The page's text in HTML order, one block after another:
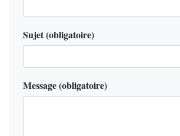
Sujet(obligatoire)
Message(obligatoire)